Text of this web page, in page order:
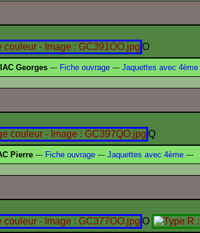
O
Georges --- Fiche ouvrage --- Jaquettes avec 4ème
Q
Pierre --- Fiche ouvrage --- Jaquettes avec 4ème ---
O